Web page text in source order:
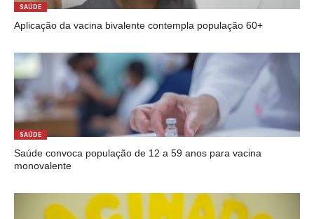
SAÚDE
Aplicação da vacina bivalente contempla população 60+
SAÚDE
Saúde convoca população de 12 a 59 anos para vacina
monovalente